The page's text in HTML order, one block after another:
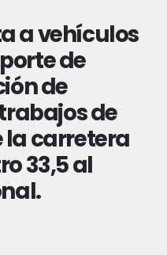
a vehículos
de
de
de
la carretera
33,5 al